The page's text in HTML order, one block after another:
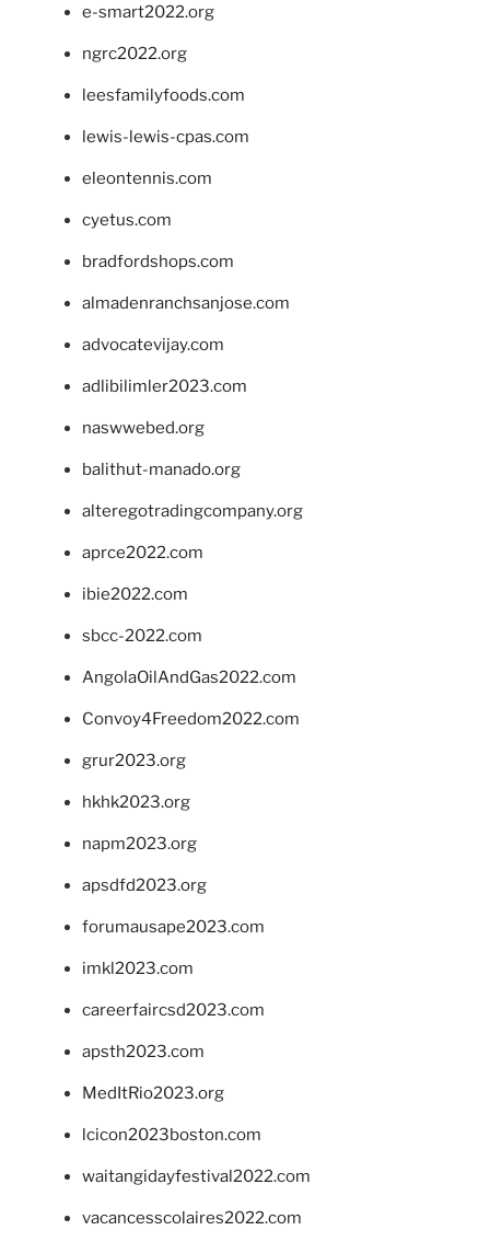
e-smart2022.org
ngrc2022.org
leesfamilyfoods.com
lewis-lewis-cpas.com
eleontennis.com
cyetus.com
bradfordshops.com
almadenranchsanjose.com
advocatevijay.com
adlibilimler2023.com
naswwebed.org
balithut-manado.org
alteregotradingcompany.org
aprce2022.com
ibie2022.com
sbcc-2022.com
AngolaOilAndGas2022.com
Convoy4Freedom2022.com
grur2023.org
hkhk2023.org
napm2023.org
apsdfd2023.org
forumausape2023.com
imkl2023.com
careerfaircsd2023.com
apsth2023.com
MedItRio2023.org
lcicon2023boston.com
waitangidayfestival2022.com
vacancesscolaires2022.com